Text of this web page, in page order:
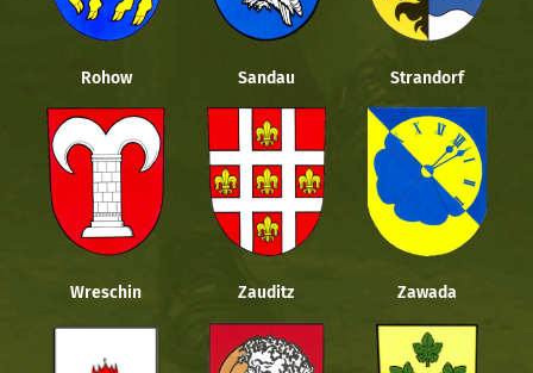
Rohow Sandau Strandorf
Wreschin Zauditz Zawada